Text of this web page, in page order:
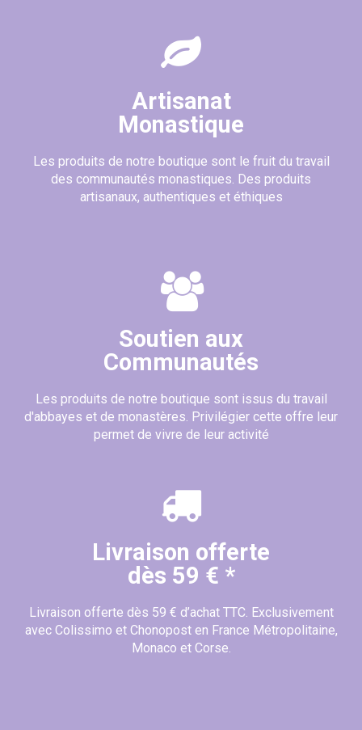
Artisanat
Monastique
Les produits de notre boutique sont le fruit du travail
des communautés monastiques. Des produits
artisanaux, authentiques et éthiques
Soutien aux
Communautés
Les produits de notre boutique sont issus du travail
d'abbayes et de monastères. Privilégier cette offre leur
permet de vivre de leur activité
Livraison offerte
dès 59 € *
Livraison offerte dès 59 € d’achat TTC. Exclusivement
avec Colissimo et Chonopost en France Métropolitaine,
Monaco et Corse.